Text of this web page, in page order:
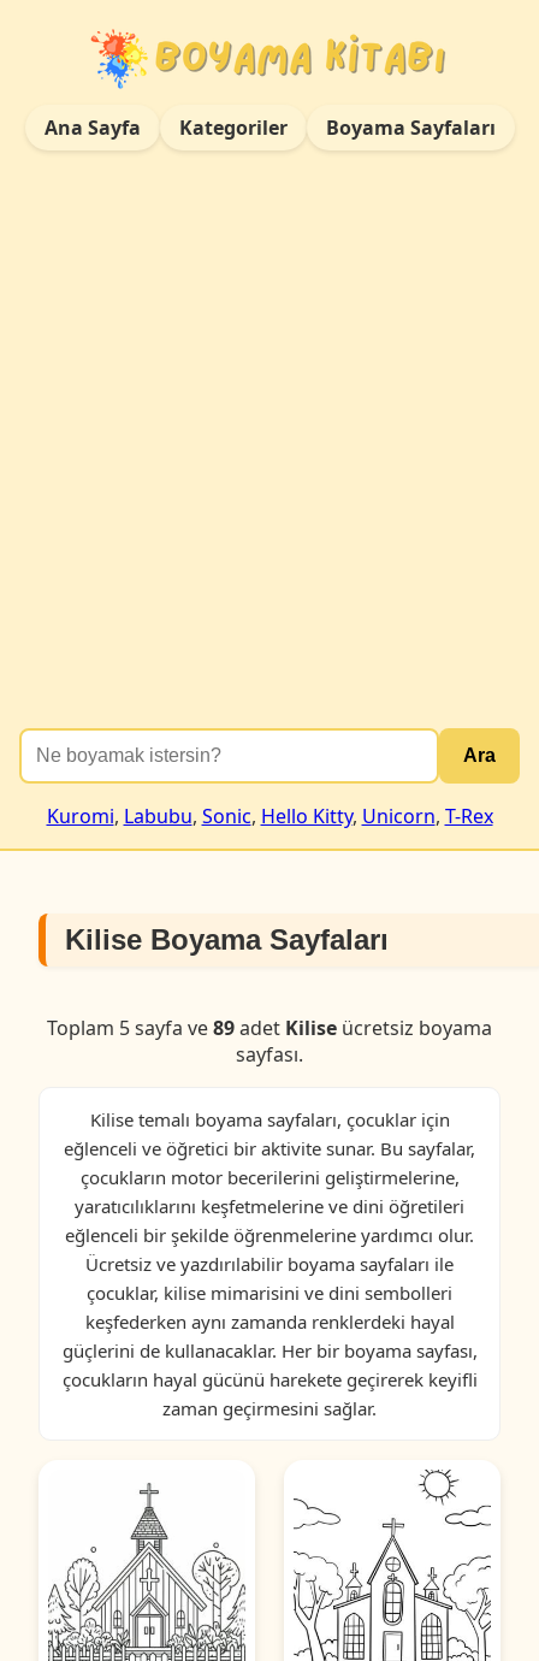
Ana Sayfa Kategoriler Boyama Sayfaları
Ara
Kuromi, Labubu, Sonic, Hello Kitty, Unicorn, T-Rex
Kilise Boyama Sayfaları
Toplam 5 sayfa ve89adet Kilise ücretsiz boyama
sayfası.
Kilise temalı boyama sayfaları, çocuklar için
eğlenceli ve öğretici bir aktivite sunar. Bu sayfalar,
çocukların motor becerilerini geliştirmelerine,
yaratıcılıklarını keşfetmelerine ve dini öğretileri
eğlenceli bir şekilde öğrenmelerine yardımcı olur.
Ücretsiz ve yazdırılabilir boyama sayfaları ile
çocuklar, kilise mimarisini ve dini sembolleri
keşfederken aynı zamanda renklerdeki hayal
güçlerini de kullanacaklar. Her bir boyama sayfası,
çocukların hayal gücünü harekete geçirerek keyifli
zaman geçirmesini sağlar.